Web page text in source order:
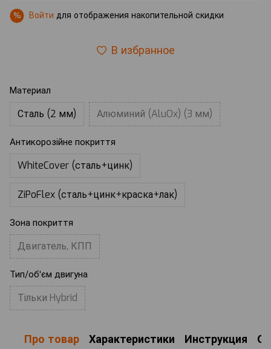
% Войти для отображения накопительной скидки
В избранное
Материал
Сталь (2 мм) Алюминий (AluOx) (3 мм)
Антикорозійне покриття
WhiteCover (сталь+цинк)
ZiPoFlex (сталь+цинк+краска+лак)
Зона покриття
Двигатель, КПП
Тип/об'єм двигуна
Тільки Hybrid
Про товар Характеристики Инструкция